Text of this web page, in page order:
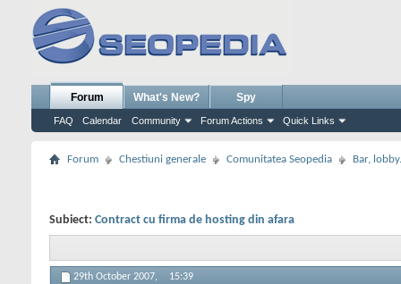
Forum
FAQ Calendar Community Forum Actions Quick Links
What's New? Spy
Forum Chestiuni generale Comunitatea Seopedia Bar,
Subiect: Contract cu firma de hosting din afara
29th October 2007, 15:39